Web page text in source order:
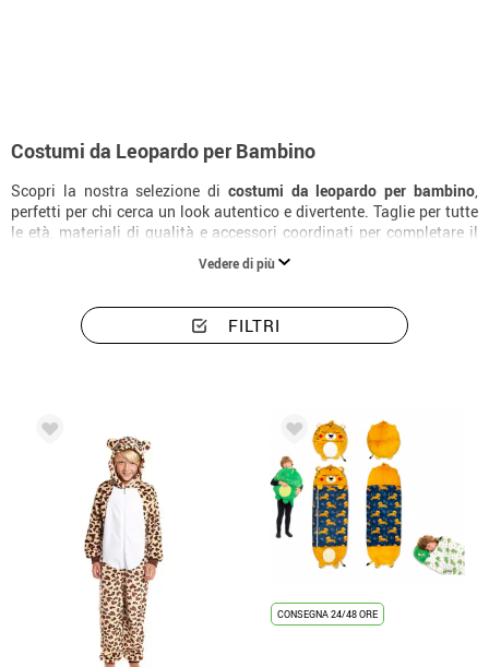
Costumi da Leopardo per Bambino
Scopri la nostra selezione di costumi da leopardo per bambino,
perfetti per chi cerca un look autentico e divertente. Taglie per tutte
le età, materiali di qualità e accessori coordinati per completare il
Vedere di più
FILTRI
CONSEGNA 24/48 ORE